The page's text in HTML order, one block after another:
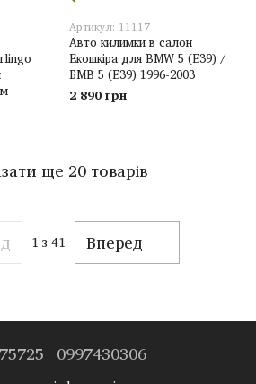
Артикул: 11117
Авто килимки в салон
Екошкіра для BMW 5 (E39) /
БМВ 5 (E39) 1996-2003
2 890 грн
ще 20 товарів
1 з 41 Вперед
0997430306